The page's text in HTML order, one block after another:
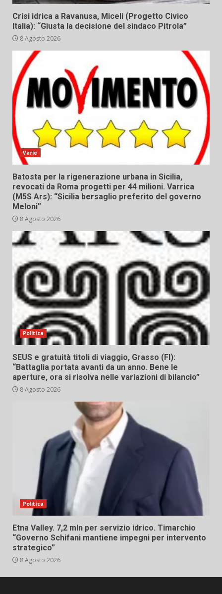
Crisi idrica a Ravanusa, Miceli (Progetto Civico
Italia): “Giusta la decisione del sindaco Pitrola”
8 Agosto 2026
Varie
Batosta per la rigenerazione urbana in Sicilia,
revocati da Roma progetti per 44 milioni. Varrica
(M5S Ars): “Sicilia bersaglio preferito del governo
Meloni”
8 Agosto 2026
Politica
SEUS e gratuità titoli di viaggio, Grasso (FI):
“Battaglia portata avanti da un anno. Bene le
aperture, ora si risolva nelle variazioni di bilancio”
8 Agosto 2026
Politica
Etna Valley. 7,2 mln per servizio idrico. Timarchio
“Governo Schifani mantiene impegni per intervento
strategico”
8 Agosto 2026